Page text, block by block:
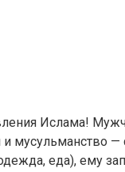
Ислама!
мусульманство
еда), ему